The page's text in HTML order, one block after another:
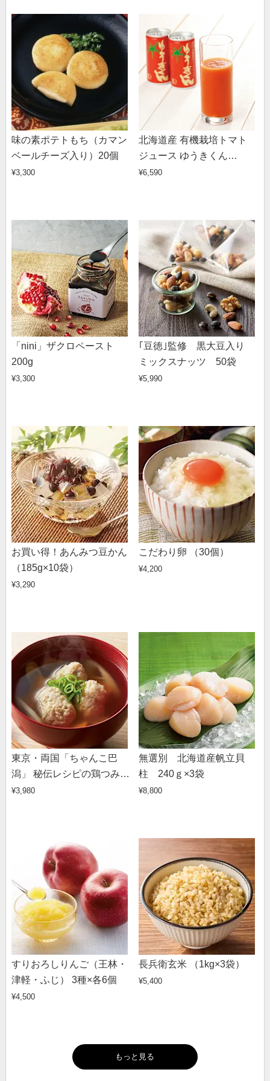
味の素ポテトもち（カマン
ベールチーズ入り）20個
¥3,300
北海道産 有機栽培トマト
ジュース ゆうきくん
（190g×20缶）
¥6,590
「nini」ザクロペースト
200g
¥3,300
｢豆徳｣監修 黒大豆入り
ミックスナッツ 50袋
¥5,990
お買い得！あんみつ豆かん
（185g×10袋）
¥3,290
こだわり卵 （30個）
¥4,200
東京・両国「ちゃんこ巴
潟」 秘伝レシピの鶏つみれ
1kg（35～45個）
¥3,980
無選別 北海道産帆立貝
柱 240ｇ×3袋
¥8,800
すりおろしりんご（王林・
津軽・ふじ） 3種×各6個
¥4,500
長兵衛玄米 （1kg×3袋）
¥5,400
もっと見る